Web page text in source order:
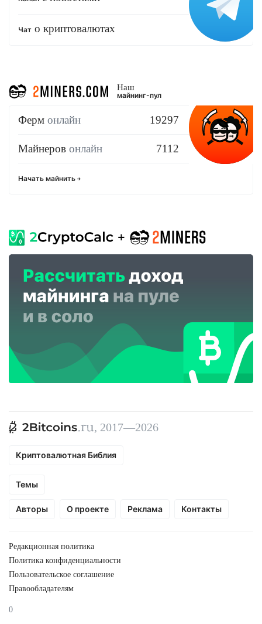
Чат о криптовалютах
Наш
майнинг-пул
Ферм онлайн 19297
Майнеров онлайн 7112
Начать майнить
, 2017—2026
Криптовалютная Библия
Темы
Авторы О проекте Реклама Контакты
Редакционная политика
Политика конфиденциальности
Пользовательское соглашение
Правообладателям
0